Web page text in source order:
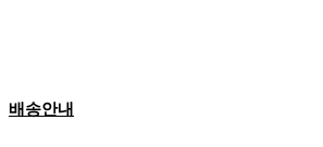
배송안내